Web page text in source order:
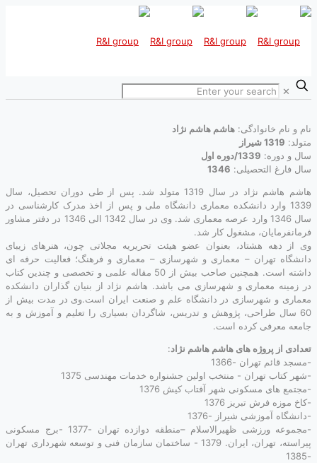
✕
نام و نام خانوادگی: هاشم هاشم نژاد
متولد: 1319 شیراز
سال و دوره: 1339/دوره اول
سال فارغ التحصیلی: 1346
هاشم هاشم نژاد در سال 1319 متولد شد. پس از طی دوران تحصیل، سال
1339 وارد دانشکده معماری دانشگاه ملی و پس از اخذ مدرک کارشناسی در
سال 1346 وارد عرصه معماری شد. وی در سال 1342 الی 1346 در دفتر مشاور
فرمانفرمایان، مشغول کار شد.
وی از دهه هشتاد، بعنوان عضو هیئت تحریریه مجلاتی چون، هنرهای زیبای
دانشگاه تهران – معماری و شهرسازی – معماری و فرهنگ؛ فعالیت حرفه ای
داشته است. همچنین صاحب بیش از 50 مقاله علمی و تخصصی و چندین کتاب
در زمینه معماری و شهرسازی می باشد. هاشم نژاد از بنیان گذاران دانشکده
معماری و شهرسازی در دانشگاه علم و صنعت ایران است.وی در مدت بیش از
60 سال طراحی، پژوهش و تدریس، شاگردان بسیاری را تعلیم و آموزش و به
جامعه معرفی کرده است.
تعدادی از پروژه های هاشم هاشم نژاد:
-مسجد قائم تهران -1366
-شهر کتاب تهران - منتخب اولین جشنواره خدمات مهندسی 1375
-مجتمع های مسکونی شهر آفتاب کیش 1376
-کاخ موزه فرش تبریز 1376
-دانشگاه آموزشی شیراز -1376
-مجموعه ورزشی ظهیرالاسلام –منطقه دوازده تهران -1377 -برج مسکونی
پیراسته، تهران، ایران. 1379 - ساختمان سازمان فنی و توسعه شهرداری تهران
-1385